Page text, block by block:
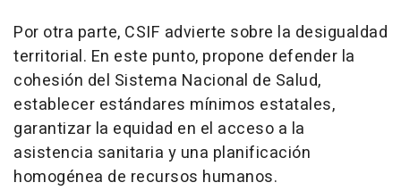
Por otra parte, CSIF advierte sobre la desigualdad
territorial. En este punto, propone defender la
cohesión del Sistema Nacional de Salud,
establecer estándares mínimos estatales,
garantizar la equidad en el acceso a la
asistencia sanitaria y una planificación
homogénea de recursos humanos.